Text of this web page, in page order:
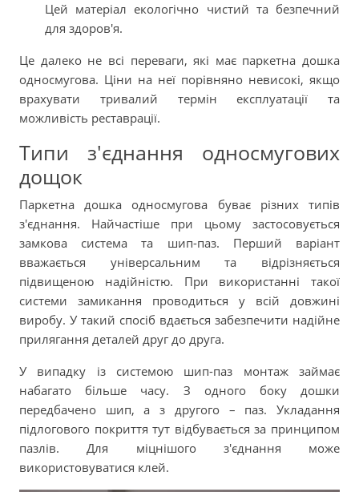
Цей матеріал екологічно чистий та безпечний
для здоров'я.
Це далеко не всі переваги, які має паркетна дошка
односмугова. Ціни на неї порівняно невисокі, якщо
врахувати тривалий термін експлуатації та
можливість реставрації.
Типи з'єднання односмугових
дощок
Паркетна дошка односмугова буває різних типів
з'єднання. Найчастіше при цьому застосовується
замкова система та шип-паз. Перший варіант
вважається універсальним та відрізняється
підвищеною надійністю. При використанні такої
системи замикання проводиться у всій довжині
виробу. У такий спосіб вдається забезпечити надійне
прилягання деталей друг до друга.
У випадку із системою шип-паз монтаж займає
набагато більше часу. З одного боку дошки
передбачено шип, а з другого – паз. Укладання
підлогового покриття тут відбувається за принципом
пазлів. Для міцнішого з'єднання може
використовуватися клей.